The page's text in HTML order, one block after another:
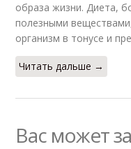
образа жизни. Диета,
полезными
организм в тонусе и
Читать дальше →
Вас может